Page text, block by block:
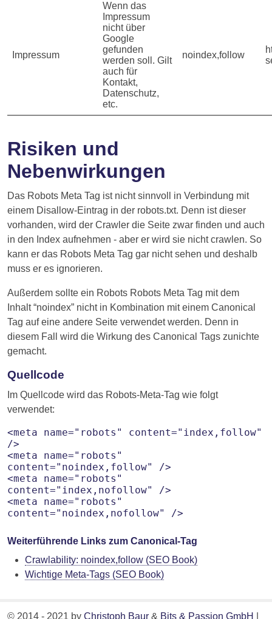
Impressum
Wenn das
Impressum
nicht über
Google
gefunden
werden soll. Gilt
auch für
Kontakt,
Datenschutz,
etc.
noindex,follow
Risiken und
Nebenwirkungen
Das Robots Meta Tag ist nicht sinnvoll in Verbindung mit
einem Disallow-Eintrag in der robots.txt. Denn ist dieser
vorhanden, wird der Crawler die Seite zwar finden und auch
in den Index aufnehmen - aber er wird sie nicht crawlen. So
kann er das Robots Meta Tag gar nicht sehen und deshalb
muss er es ignorieren.
Außerdem sollte ein Robots Robots Meta Tag mit dem
Inhalt “noindex” nicht in Kombination mit einem Canonical
Tag auf eine andere Seite verwendet werden. Denn in
diesem Fall wird die Wirkung des Canonical Tags zunichte
gemacht.
Quellcode
Im Quellcode wird das Robots-Meta-Tag wie folgt
verwendet:
<meta name="robots" content="index,follow"
/>
<meta name="robots"
content="noindex,follow" />
<meta name="robots"
content="index,nofollow" />
<meta name="robots"
content="noindex,nofollow" />
Weiterführende Links zum Canonical-Tag
Crawlability: noindex,follow (SEO Book)
Wichtige Meta-Tags (SEO Book)
© 2014 - 2021 by Christoph Baur & Bits & Passion GmbH